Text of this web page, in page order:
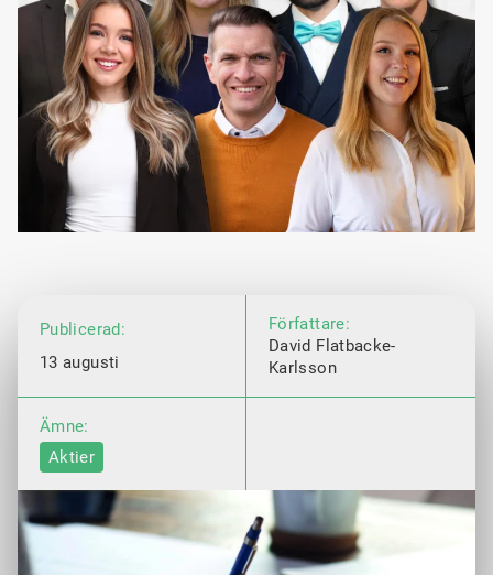
Publicerad:
13 augusti
Författare:
David Flatbacke-
Karlsson
Ämne:
Aktier